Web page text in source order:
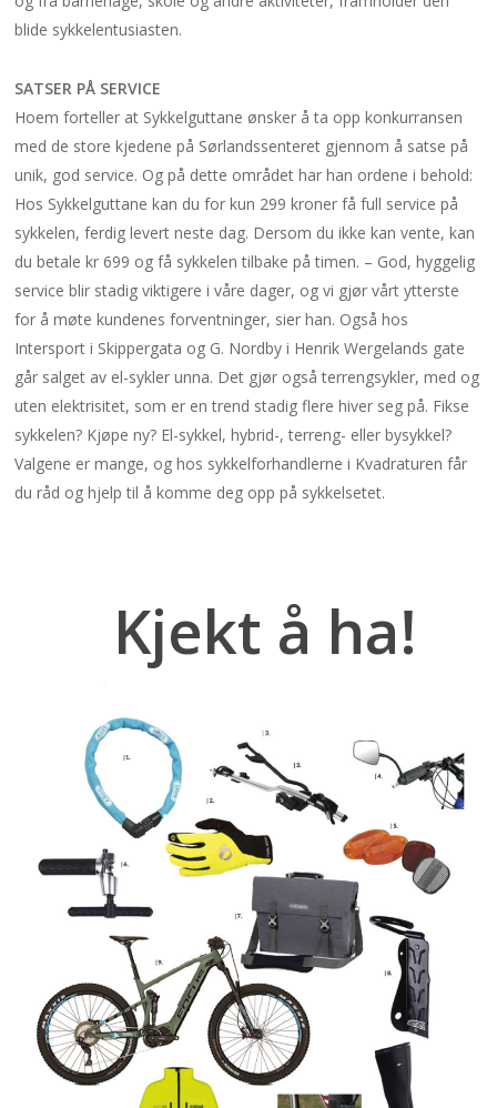
blide sykkelentusiasten.
SATSER PÅ SERVICE
Hoem forteller at Sykkelguttane ønsker å ta opp konkurransen
med de store kjedene på Sørlandssenteret gjennom å satse på
unik, god service. Og på dette området har han ordene i behold:
Hos Sykkelguttane kan du for kun 299 kroner få full service på
sykkelen, ferdig levert neste dag. Dersom du ikke kan vente, kan
du betale kr 699 og få sykkelen tilbake på timen. – God, hyggelig
service blir stadig viktigere i våre dager, og vi gjør vårt ytterste
for å møte kundenes forventninger, sier han. Også hos
Intersport i Skippergata og G. Nordby i Henrik Wergelands gate
går salget av el-sykler unna. Det gjør også terrengsykler, med og
uten elektrisitet, som er en trend stadig flere hiver seg på. Fikse
sykkelen? Kjøpe ny? El-sykkel, hybrid-, terreng- eller bysykkel?
Valgene er mange, og hos sykkelforhandlerne i Kvadraturen får
du råd og hjelp til å komme deg opp på sykkelsetet.
Kjekt å ha!